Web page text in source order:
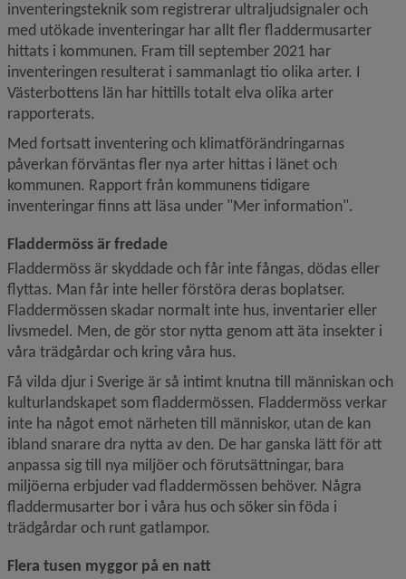
inventeringsteknik som registrerar ultraljudsignaler och
med utökade inventeringar har allt fler fladdermusarter
hittats i kommunen. Fram till september 2021 har
inventeringen resulterat i sammanlagt tio olika arter. I
Västerbottens län har hittills totalt elva olika arter
rapporterats.
Med fortsatt inventering och klimatförändringarnas
påverkan förväntas fler nya arter hittas i länet och
kommunen. Rapport från kommunens tidigare
inventeringar finns att läsa under "Mer information".
Fladdermöss är fredade
Fladdermöss är skyddade och får inte fångas, dödas eller
flyttas. Man får inte heller förstöra deras boplatser.
Fladder­mössen skadar normalt inte hus, inventarier eller
livsmedel. Men, de gör stor nytta genom att äta insekter i
våra trädgårdar och kring våra hus.
Få vilda djur i Sverige är så intimt knutna till människan och
kulturlandskapet som fladdermössen. Fladdermöss verkar
inte ha något emot närheten till människor, utan de kan
ibland snarare dra nytta av den. De har ganska lätt för att
anpassa sig till nya miljöer och förutsättningar, bara
miljöerna erbjuder vad fladdermössen behöver. Några
fladdermus­arter bor i våra hus och söker sin föda i
trädgårdar och runt gatlampor.
Flera tusen myggor på en natt